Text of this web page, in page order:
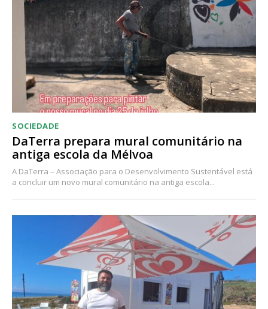
Ofertas para assinatura anual
Escolha o plano
SOCIEDADE
DaTerra prepara mural comunitário na
antiga escola da Mélvoa
A DaTerra – Associação para o Desenvolvimento Sustentável está
a concluir um novo mural comunitário na antiga escola...